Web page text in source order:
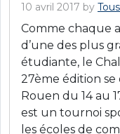
10 avril 2017 by
Comme chaque
d’une des plus
étudiante, le
27ème édition
Rouen du 14 au
est un tournoi
les écoles de